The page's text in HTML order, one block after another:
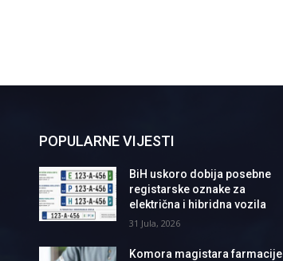
POPULARNE VIJESTI
BiH uskoro dobija posebne
registarske oznake za
električna i hibridna vozila
31 Jula, 2026
Komora magistara farmacije